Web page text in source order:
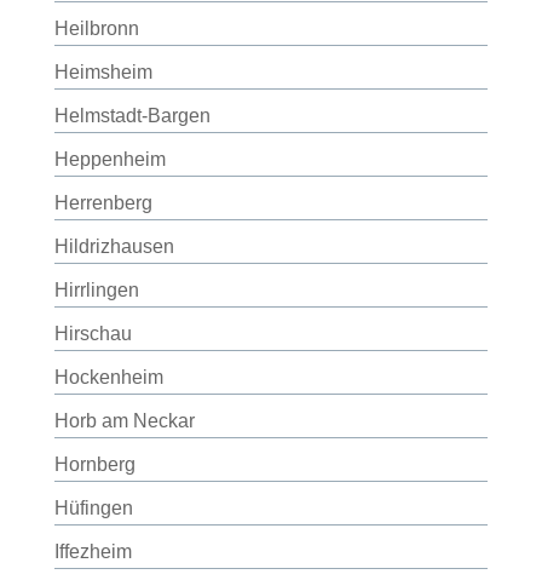
Heilbronn
Heimsheim
Helmstadt-Bargen
Heppenheim
Herrenberg
Hildrizhausen
Hirrlingen
Hirschau
Hockenheim
Horb am Neckar
Hornberg
Hüfingen
Iffezheim